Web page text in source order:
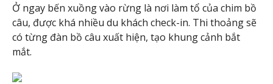
Ở ngay bến xuồng vào rừng là nơi làm tổ của chim bồ
câu, được khá nhiều du khách check-in. Thi thoảng sẽ
có từng đàn bồ câu xuất hiện, tạo khung cảnh bắt
mắt.